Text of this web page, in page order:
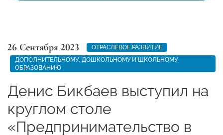
26 Сентября 2023
ОТРАСЛЕВОЕ РАЗВИТИЕ
ДОПОЛНИТЕЛЬНОМУ, ДОШКОЛЬНОМУ И ШКОЛЬНОМУ
ОБРАЗОВАНИЮ
Денис Бикбаев выступил на
круглом столе
«Предпринимательство в